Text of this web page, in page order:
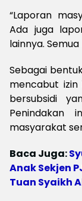
“Laporan
Ada juga
lainnya.
Sebagai
mencabut
bersubsidi
Penindakan
masyarakat
Baca Juga:
Anak Sekjen
Tuan Syaikh